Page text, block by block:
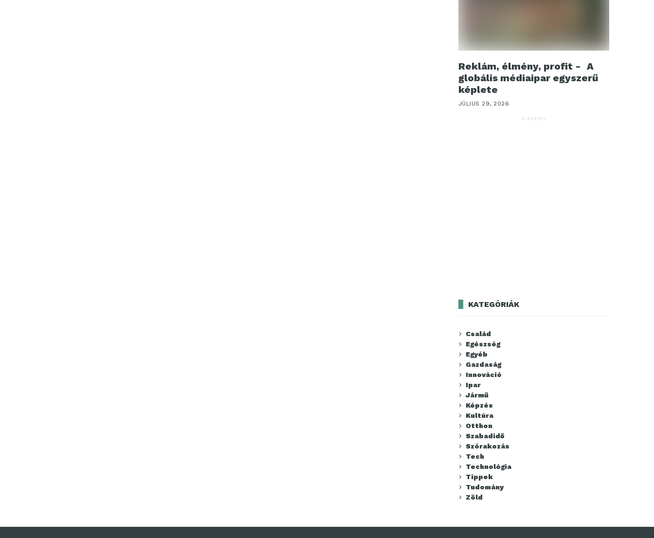
Reklám, élmény, profit - A
globális médiaipar egyszerű
képlete
JÚLIUS 29, 2026
HIRDETÉS
KATEGÓRIÁK
Család
Egészség
Egyéb
Gazdaság
Innováció
Ipar
Jármű
Képzés
Kultúra
Otthon
Szabadidő
Szórakozás
Tech
Technológia
Tippek
Tudomány
Zöld